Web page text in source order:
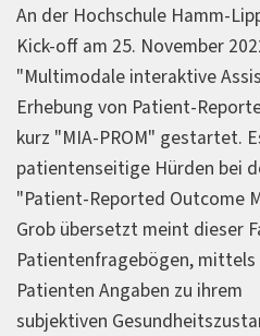
An der Hochschule Hamm-
Kick-off am 25. November
"Multimodale interaktive
Erhebung von Patient-
kurz "MIA-PROM" gestartet.
patientenseitige Hürden bei
"Patient-Reported Outcome
Grob übersetzt meint dieser
Patientenfragebögen,
Patienten Angaben zu ihrem
subjektiven